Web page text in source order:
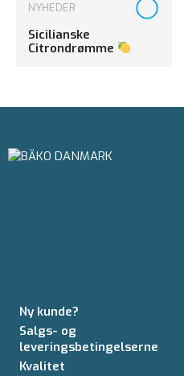
NYHEDER
Sicilianske
Citrondrømme
Ny kunde?
Salgs- og
leveringsbetingelserne
Kvalitet